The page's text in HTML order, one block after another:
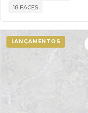
18 FACES
LANÇAMENTOS